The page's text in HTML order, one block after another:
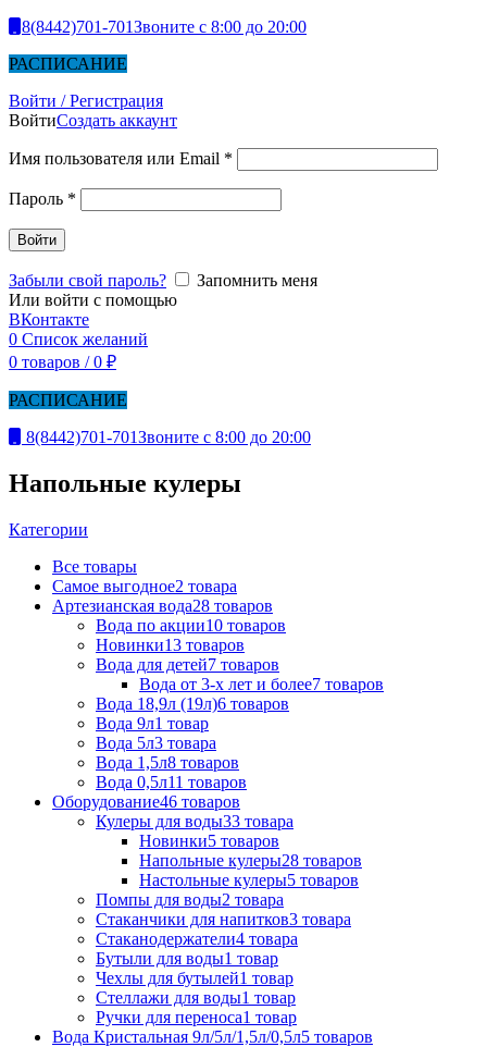
8(8442)701-701Звоните с 8:00 до 20:00
РАСПИСАНИЕ
Войти / Регистрация
ВойтиСоздать аккаунт
Имя пользователя или Email *
Пароль *
Войти
Забыли свой пароль?
Запомнить меня
Или войти с помощью
ВКонтакте
0 Список желаний
0 товаров / 0 ₽
РАСПИСАНИЕ
8(8442)701-701Звоните с 8:00 до 20:00
Напольные кулеры
Категории
Все товары
Самое выгодное2 товара
Артезианская вода28 товаров
Вода по акции10 товаров
Новинки13 товаров
Вода для детей7 товаров
Вода от 3-х лет и более7 товаров
Вода 18,9л (19л)6 товаров
Вода 9л1 товар
Вода 5л3 товара
Вода 1,5л8 товаров
Вода 0,5л11 товаров
Оборудование46 товаров
Кулеры для воды33 товара
Новинки5 товаров
Напольные кулеры28 товаров
Настольные кулеры5 товаров
Помпы для воды2 товара
Стаканчики для напитков3 товара
Стаканодержатели4 товара
Бутыли для воды1 товар
Чехлы для бутылей1 товар
Стеллажи для воды1 товар
Ручки для переноса1 товар
Вода Кристальная 9л/5л/1,5л/0,5л5 товаров